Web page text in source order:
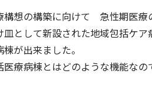
構想の構築に向けて 急性期医療
皿として新設された地域包括ケ
棟が出来ました。
医療病棟とはどのような機能な